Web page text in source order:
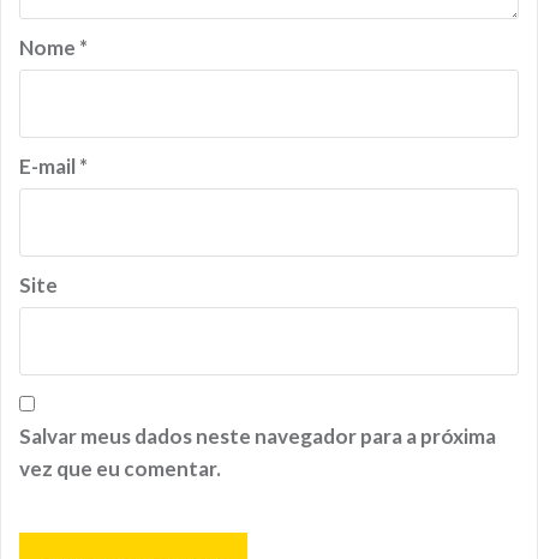
Nome *
E-mail*
Site
Salvar meus dados neste navegador para a próxima
vez que eu comentar.